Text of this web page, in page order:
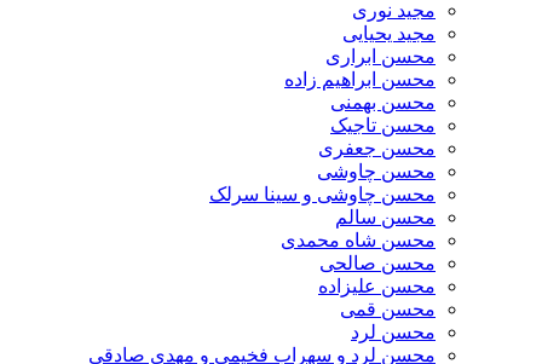
مجید نوری
مجید یحیایی
محسن ابراری
محسن ابراهیم زاده
محسن بهمنی
محسن تاجیک
محسن جعفری
محسن چاوشی
محسن چاوشی و سینا سرلک
محسن سالم
محسن شاه محمدی
محسن صالحی
محسن علیزاده
محسن قمی
محسن لرد
محسن لرد و سهراب فخیمی و مهدی صادقی